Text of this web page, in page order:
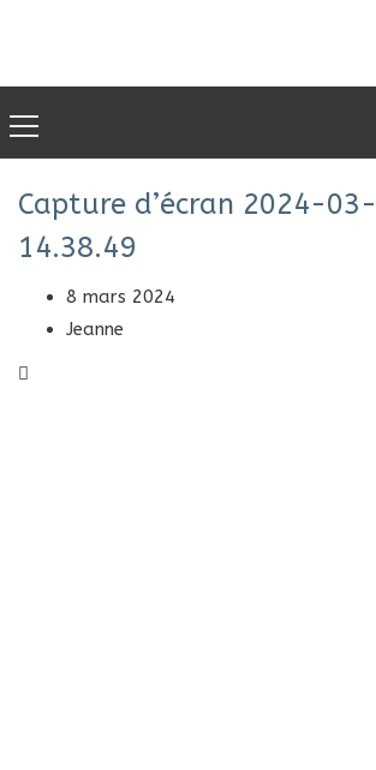
Capture d’écran 2024-
14.38.49
8 mars 2024
Jeanne